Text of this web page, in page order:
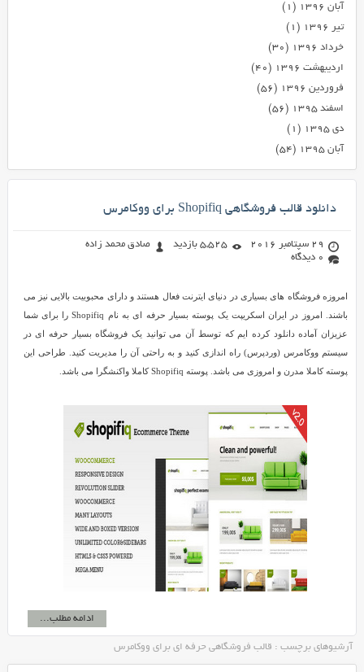
آبان ۱۳۹۶
(۱)
تیر ۱۳۹۶
(۱)
خرداد ۱۳۹۶
(۳۰)
اردیبهشت ۱۳۹۶
(۴۰)
فروردین ۱۳۹۶
(۵۶)
اسفند ۱۳۹۵
(۵۶)
دی ۱۳۹۵
(۱)
آبان ۱۳۹۵
(۵۴)
دانلود قالب فروشگاهی Shopifiq برای ووکامرس
29 سپتامبر 2016 5,525 بازدید
صادق محمد زاده
0 دیدگاه
امروزه فروشگاه های بسیاری در دنیای ایترنت فعال هستند و دارای محبوبیت بالایی نیز می
باشند. امروز در ایران اسکریپت یک پوسته بسیار حرفه ای به نام Shopifiq را برای شما
عزیزان آماده دانلود کرده ایم که توسط آن می توانید یک فروشگاه بسیار حرفه ای در
سیستم ووکامرس (وردپرس) راه اندازی کنید و به راحتی آن را مدیریت کنید. طراحی این
پوسته کاملا مدرن و امروزی می باشد. پوسته Shopifiq کاملا واکنشگرا می باشد.
ادامه مطلب...
آرشیوهای برچسب : قالب فروشگاهی حرفه ای برای ووکامرس